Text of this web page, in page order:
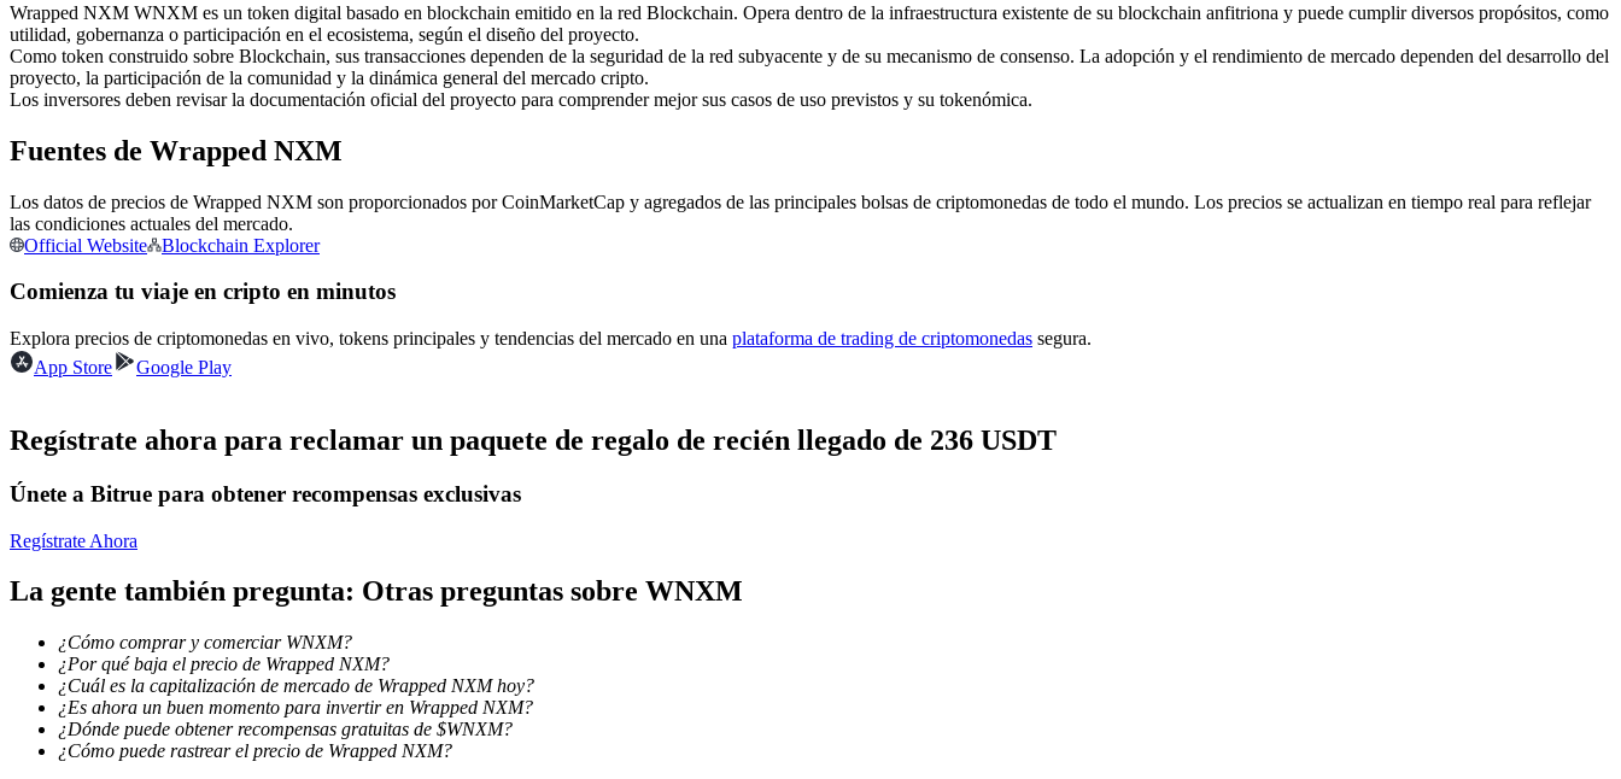
Futuros del USDC
Futuros que utilizan USDC como garantía
Copiar Trading
Únete a los mejores traders
Wrapped NXM WNXM es un token digital basado en blockchain emitido en la red Blockchain. Opera dentro de la infraestructura existente de su blockchain anfitriona y puede cumplir diversos propósitos, como
utilidad, gobernanza o participación en el ecosistema, según el diseño del proyecto.
Como token construido sobre Blockchain, sus transacciones dependen de la seguridad de la red subyacente y de su mecanismo de consenso. La adopción y el rendimiento de mercado dependen del desarrollo del
proyecto, la participación de la comunidad y la dinámica general del mercado cripto.
Los inversores deben revisar la documentación oficial del proyecto para comprender mejor sus casos de uso previstos y su tokenómica.
Fuentes de Wrapped NXM
Los datos de precios de Wrapped NXM son proporcionados por CoinMarketCap y agregados de las principales bolsas de criptomonedas de todo el mundo. Los precios se actualizan en tiempo real para reflejar
las condiciones actuales del mercado.
Official Website
Blockchain Explorer
Comienza tu viaje en cripto en minutos
Explora precios de criptomonedas en vivo, tokens principales y tendencias del mercado en una plataforma de trading de criptomonedas segura.
App Store
Google Play
Regístrate ahora para reclamar un paquete de regalo de recién llegado de 236 USDT
Únete a Bitrue para obtener recompensas exclusivas
Regístrate Ahora
La gente también pregunta: Otras preguntas sobre WNXM
¿Cómo comprar y comerciar WNXM?
¿Por qué baja el precio de Wrapped NXM?
¿Cuál es la capitalización de mercado de Wrapped NXM hoy?
¿Es ahora un buen momento para invertir en Wrapped NXM?
¿Dónde puede obtener recompensas gratuitas de $WNXM?
¿Cómo puede rastrear el precio de Wrapped NXM?